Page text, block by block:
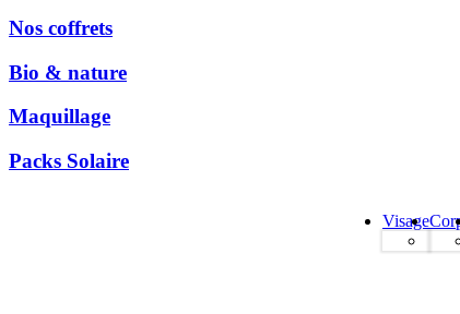
Nos coffrets
Bio & nature
Maquillage
Packs Solaire
Visage